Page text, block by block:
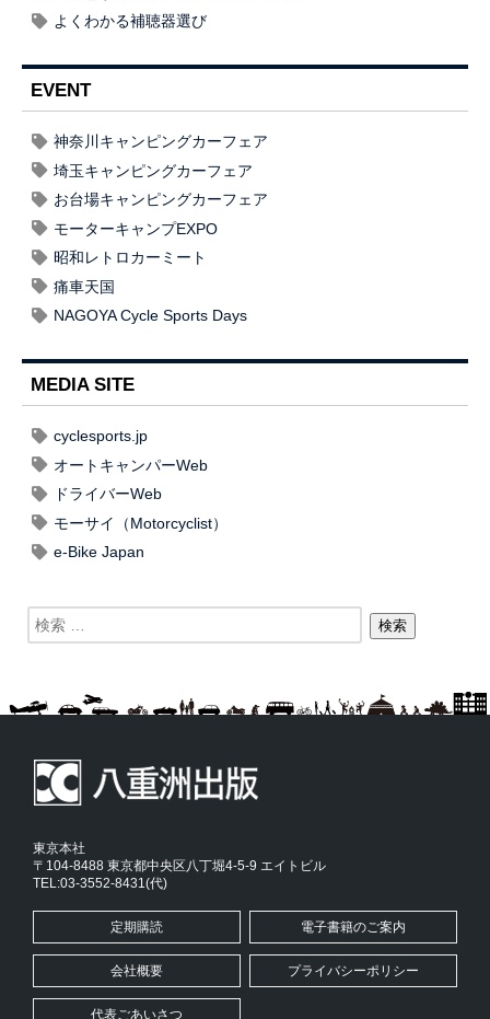
よくわかる補聴器選び
EVENT
神奈川キャンピングカーフェア
埼玉キャンピングカーフェア
お台場キャンピングカーフェア
モーターキャンプEXPO
昭和レトロカーミート
痛車天国
NAGOYA Cycle Sports Days
MEDIA SITE
cyclesports.jp
オートキャンパーWeb
ドライバーWeb
モーサイ（Motorcyclist）
e-Bike Japan
東京本社
〒104-8488 東京都中央区八丁堀4-5-9 エイトビル
TEL:03-3552-8431(代)
定期購読 電子書籍のご案内
会社概要 プライバシーポリシー
代表ごあいさつ